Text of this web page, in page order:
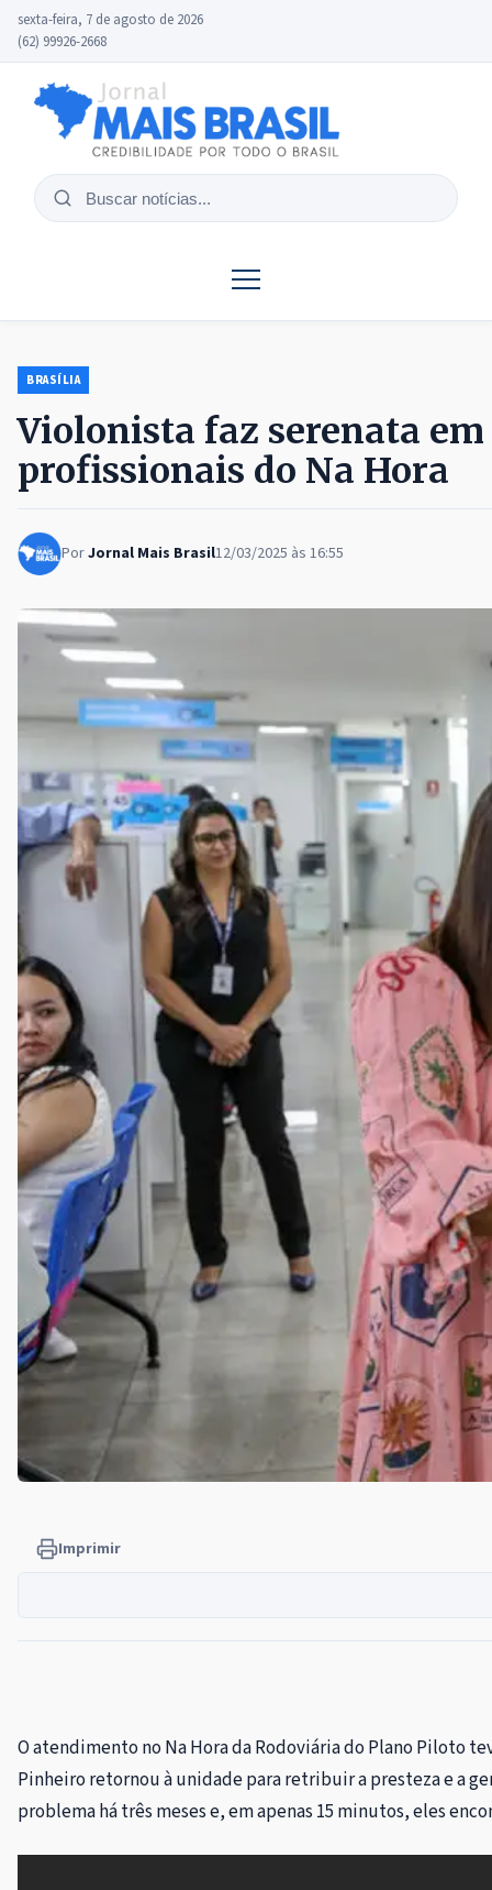
sexta-feira, 7 de agosto de 2026
(62) 99926-2668
Buscar
BRASÍLIA
Violonista faz serenata
profissionais do Na Hora
PorJornal Mais Brasil12/03/2025 às 16:55
Imprimir
O atendimento no Na Hora da Rodoviária do Plano Piloto
Pinheiro retornou à unidade para retribuir a presteza e a
problema há três meses e, em apenas 15 minutos, eles